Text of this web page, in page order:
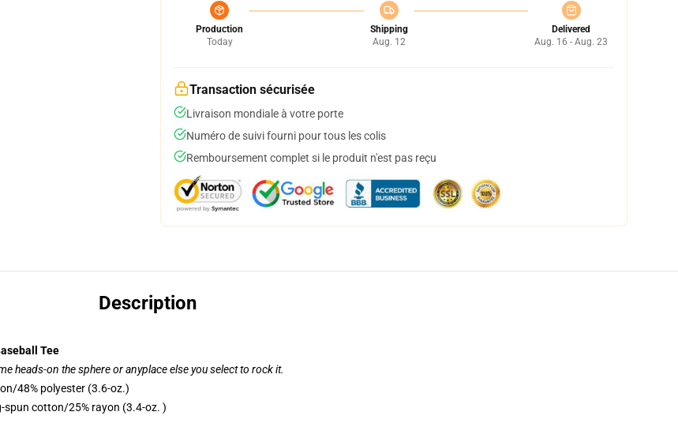
Production
Today
Shipping
Aug. 12
Delivered
Aug. 16 - Aug. 23
Transaction sécurisée
Livraison mondiale à votre porte
Numéro de suivi fourni pour tous les colis
Remboursement complet si le produit n'est pas reçu
Description
Tee
heads-on the sphere or anyplace else you select to rock it.
48% polyester (3.6-oz.)
spun cotton/25% rayon (3.4-oz. )